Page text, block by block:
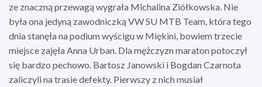
ze znaczną przewagą wygrała Michalina Ziółkowska. Nie
była ona jedyną zawodniczką VW SU MTB Team, która tego
dnia stanęła na podium wyścigu w Miękini, bowiem trzecie
miejsce zajęła Anna Urban. Dla mężczyzn maraton potoczył
się bardzo pechowo. Bartosz Janowski i Bogdan Czarnota
zaliczyli na trasie defekty. Pierwszy z nich musiał